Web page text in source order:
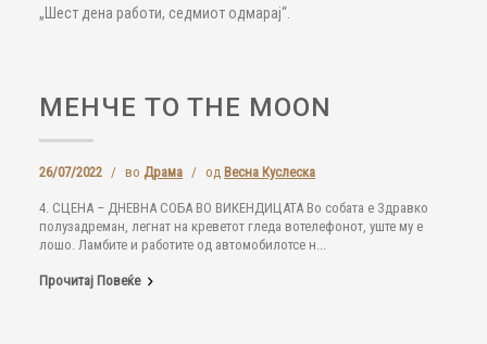
„Шест дена работи, седмиот одмарај“.
МЕНЧЕ TO THE MOON
26/07/2022 / во Драма / од Весна Куслеска
4. СЦЕНА – ДНЕВНА СОБА ВО ВИКЕНДИЦАТА Во собата е Здравко
полузадреман, легнат на креветот гледа вотелефонот, уште му е
лошо. Ламбите и работите од автомобилотсе н...
Прочитај Повеќе